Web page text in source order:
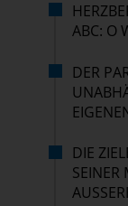
ABC: O
DER
DIE
SEINER